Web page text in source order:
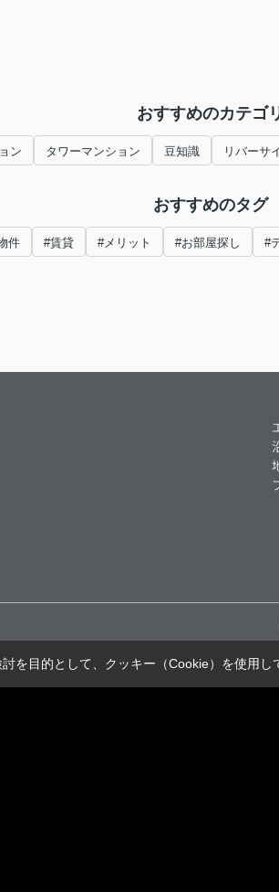
おすすめのカテゴ
ン タワーマンション 豆知識 リバーサ
おすすめのタグ
件 #賃貸 #メリット #お部屋探し #
を目的として、クッキー（Cookie）を使用し